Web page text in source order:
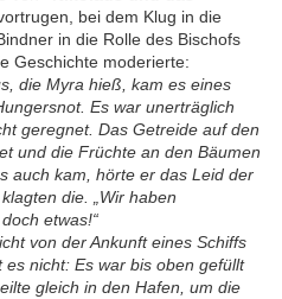
bei dem Klug in die
in die Rolle des Bischofs
Geschichte moderierte:
die Myra hieß, kam es eines
Es war unerträglich
geregnet. Das Getreide auf den
und die Früchte an den Bäumen
auch kam, hörte er das Leid der
die. „Wir haben
etwas!“
von der Ankunft eines Schiffs
nicht: Es war bis oben gefüllt
gleich in den Hafen, um die